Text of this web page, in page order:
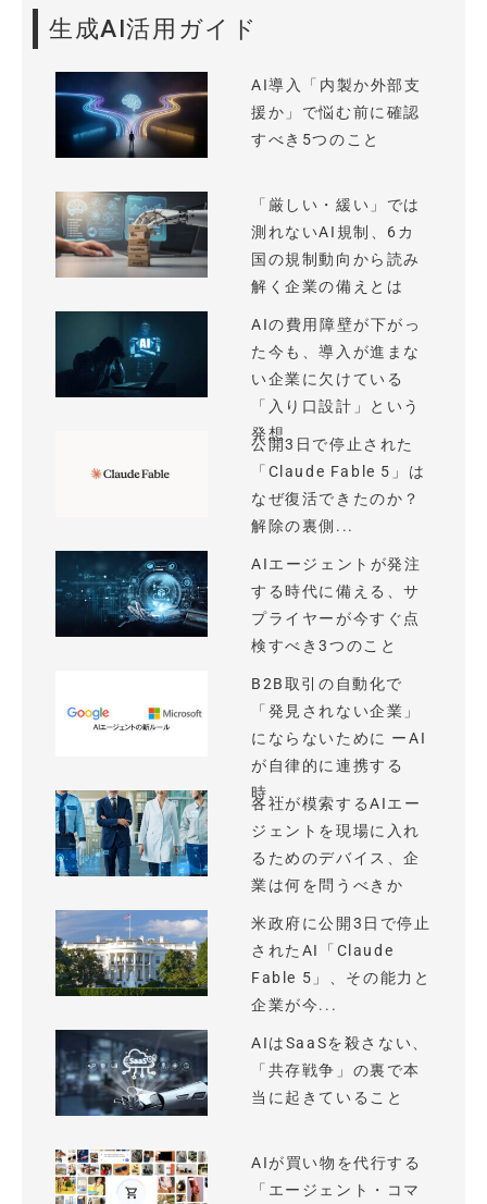
生成AI活用ガイド
AI導入「内製か外部支
援か」で悩む前に確認
すべき5つのこと
「厳しい・緩い」では
測れないAI規制、6カ
国の規制動向から読み
解く企業の備えとは
AIの費用障壁が下がっ
た今も、導入が進まな
い企業に欠けている
「入り口設計」という
発想
公開3日で停止された
「Claude Fable 5」は
なぜ復活できたのか？
解除の裏側...
AIエージェントが発注
する時代に備える、サ
プライヤーが今すぐ点
検すべき3つのこと
B2B取引の自動化で
「発見されない企業」
にならないために ーAI
が自律的に連携する
時...
各社が模索するAIエー
ジェントを現場に入れ
るためのデバイス、企
業は何を問うべきか
米政府に公開3日で停止
されたAI「Claude
Fable 5」、その能力と
企業が今...
AIはSaaSを殺さない、
「共存戦争」の裏で本
当に起きていること
AIが買い物を代行する
「エージェント・コマ